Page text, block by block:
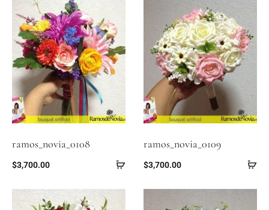
ramos_novia_0108
$3,700.00
ramos_novia_0109
$3,700.00